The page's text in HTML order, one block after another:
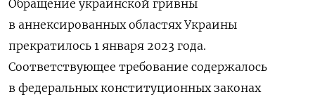
Обращение украинской гривны
в аннексированных областях Украины
прекратилось 1 января 2023 года.
Соответствующее требование содержалось
в федеральных конституционных законах